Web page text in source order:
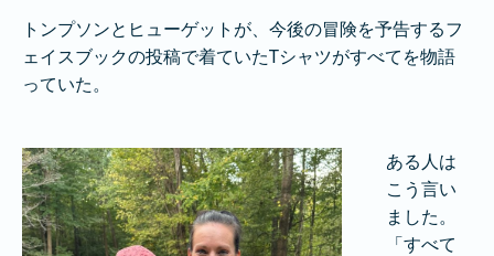
トンプソンとヒューゲットが、今後の冒険を予告するフ
ェイスブックの投稿で着ていたTシャツがすべてを物語
っていた。
ある人は
こう言い
ました。
「すべて